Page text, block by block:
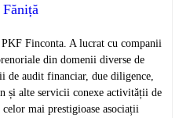
Finconta. A lucrat cu companii
din domenii diverse de
de audit financiar, due diligence,
și alte servicii conexe activității de
mai prestigioase asociații